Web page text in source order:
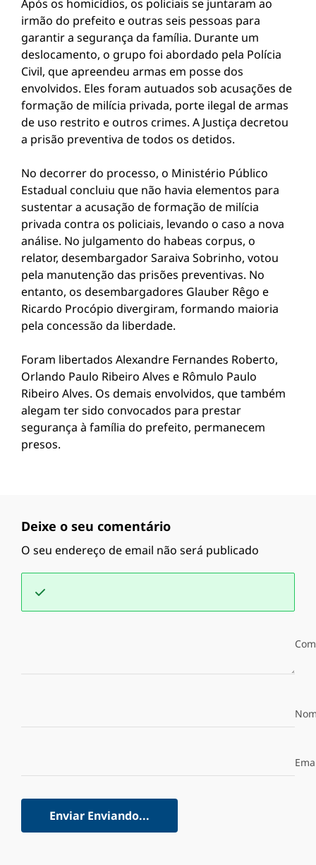
Após os homicídios, os policiais se juntaram ao
irmão do prefeito e outras seis pessoas para
garantir a segurança da família. Durante um
deslocamento, o grupo foi abordado pela Polícia
Civil, que apreendeu armas em posse dos
envolvidos. Eles foram autuados sob acusações de
formação de milícia privada, porte ilegal de armas
de uso restrito e outros crimes. A Justiça decretou
a prisão preventiva de todos os detidos.
No decorrer do processo, o Ministério Público
Estadual concluiu que não havia elementos para
sustentar a acusação de formação de milícia
privada contra os policiais, levando o caso a nova
análise. No julgamento do habeas corpus, o
relator, desembargador Saraiva Sobrinho, votou
pela manutenção das prisões preventivas. No
entanto, os desembargadores Glauber Rêgo e
Ricardo Procópio divergiram, formando maioria
pela concessão da liberdade.
Foram libertados Alexandre Fernandes Roberto,
Orlando Paulo Ribeiro Alves e Rômulo Paulo
Ribeiro Alves. Os demais envolvidos, que também
alegam ter sido convocados para prestar
segurança à família do prefeito, permanecem
presos.
Deixe o seu comentário
O seu endereço de email não será publicado
Enviar Enviando...